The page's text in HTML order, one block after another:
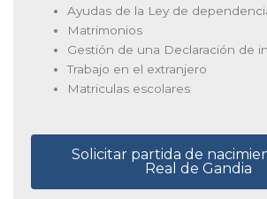
Ayudas de la Ley de
Matrimonios
Gestión de una Declaración de
Trabajo en el extranjero
Matriculas escolares
Solicitar partida de
Real de Gandia